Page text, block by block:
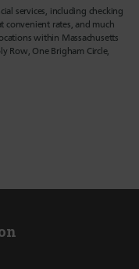
services, including checking
convenient rates, and much
within Massachusetts
Row, One Brigham Circle,